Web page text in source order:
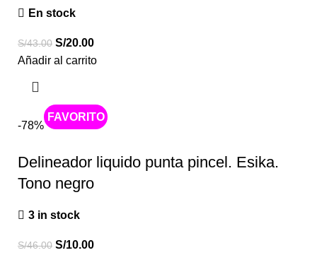
En stock
S/43.00 S/20.00
Añadir al carrito
-78%
Caliente
Delineador liquido punta pincel. Esika.
Tono negro
3 in stock
S/46.00 S/10.00